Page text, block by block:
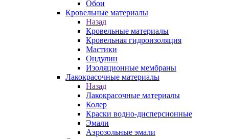
Обои
Кровельные материалы
Назад
Кровельные материалы
Кровельная гидроизоляция
Мастики
Ондулин
Изоляционные мембраны
Лакокрасочные материалы
Назад
Лакокрасочные материалы
Колер
Краски водно-дисперсионные
Эмали
Аэрозольные эмали